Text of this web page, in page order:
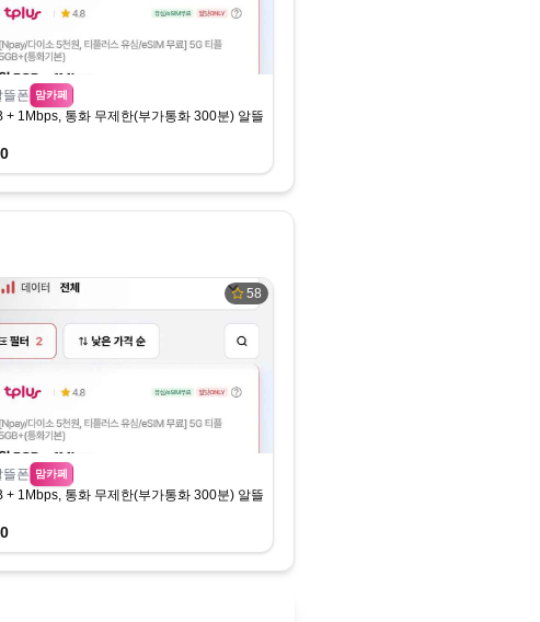
뜰폰 맘카페
+ 1Mbps, 통화 무제한(부가통화 300분) 알뜰요금제
58
뜰폰 맘카페
+ 1Mbps, 통화 무제한(부가통화 300분) 알뜰요금제